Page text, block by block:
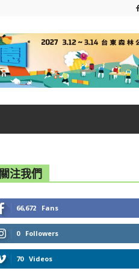
注我們
66,672 Fans
0 Followers
70 Videos